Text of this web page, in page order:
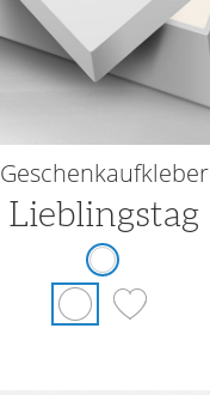
Geschenkaufkleber
Lieblingstag